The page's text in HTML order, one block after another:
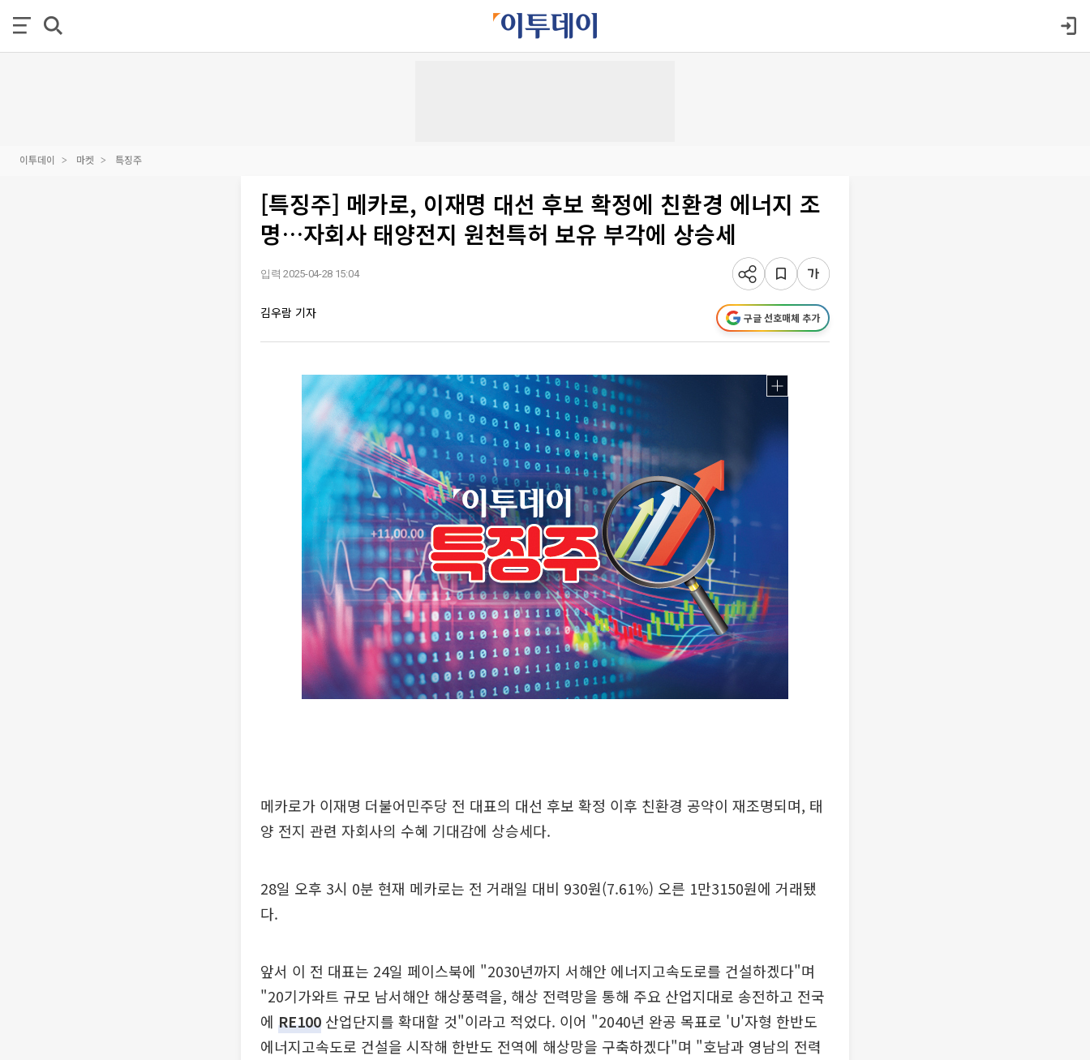
이투데이 마켓 특징주
[특징주] 메카로, 이재명 대선 후보 확정에 친환경 에너지 조
명…자회사 태양전지 원천특허 보유 부각에 상승세
입력 2025-04-28 15:04
김우람 기자 구글 선호매체 추가
메카로가 이재명 더불어민주당 전 대표의 대선 후보 확정 이후 친환경 공약이 재조명되며, 태
양 전지 관련 자회사의 수혜 기대감에 상승세다.
28일 오후 3시 0분 현재 메카로는 전 거래일 대비 930원(7.61%) 오른 1만3150원에 거래됐
다.
앞서 이 전 대표는 24일 페이스북에 "2030년까지 서해안 에너지고속도로를 건설하겠다"며
"20기가와트 규모 남서해안 해상풍력을, 해상 전력망을 통해 주요 산업지대로 송전하고 전국
에 RE100 산업단지를 확대할 것"이라고 적었다. 이어 "2040년 완공 목표로 'U'자형 한반도
에너지고속도로 건설을 시작해 한반도 전역에 해상망을 구축하겠다"며 "호남과 영남의 전력